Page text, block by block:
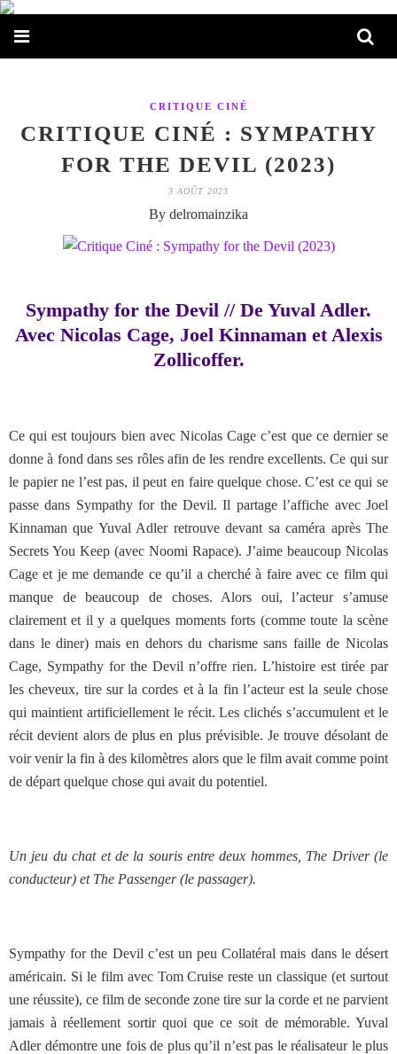
CRITIQUE CINÉ
CRITIQUE CINÉ : SYMPATHY
FOR THE DEVIL (2023)
3 AOÛT 2023
By delromainzika
Sympathy for the Devil // De Yuval Adler.
Avec Nicolas Cage, Joel Kinnaman et Alexis
Zollicoffer.
Ce qui est toujours bien avec Nicolas Cage c’est que ce dernier se
donne à fond dans ses rôles afin de les rendre excellents. Ce qui sur
le papier ne l’est pas, il peut en faire quelque chose. C’est ce qui se
passe dans Sympathy for the Devil. Il partage l’affiche avec Joel
Kinnaman que Yuval Adler retrouve devant sa caméra après The
Secrets You Keep (avec Noomi Rapace). J’aime beaucoup Nicolas
Cage et je me demande ce qu’il a cherché à faire avec ce film qui
manque de beaucoup de choses. Alors oui, l’acteur s’amuse
clairement et il y a quelques moments forts (comme toute la scène
dans le diner) mais en dehors du charisme sans faille de Nicolas
Cage, Sympathy for the Devil n’offre rien. L’histoire est tirée par
les cheveux, tire sur la cordes et à la fin l’acteur est la seule chose
qui maintient artificiellement le récit. Les clichés s’accumulent et le
récit devient alors de plus en plus prévisible. Je trouve désolant de
voir venir la fin à des kilomètres alors que le film avait comme point
de départ quelque chose qui avait du potentiel.
Un jeu du chat et de la souris entre deux hommes, The Driver (le
conducteur) et The Passenger (le passager).
Sympathy for the Devil c’est un peu Collatéral mais dans le désert
américain. Si le film avec Tom Cruise reste un classique (et surtout
une réussite), ce film de seconde zone tire sur la corde et ne parvient
jamais à réellement sortir quoi que ce soit de mémorable. Yuval
Adler démontre une fois de plus qu’il n’est pas le réalisateur le plus